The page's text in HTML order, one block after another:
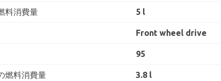
料消費量 5 l
Front wheel drive
95
燃料消費量 3.8 l